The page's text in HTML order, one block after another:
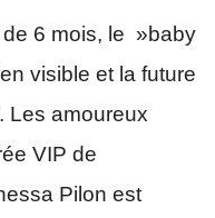
6 mois, le »baby
visible et la future
Les amoureux
VIP de
Pilon est